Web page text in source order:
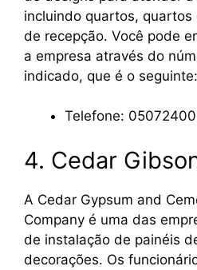
incluindo quartos, quartos
de recepção. Você pode
a empresa através do
indicado, que é o seguinte:
Telefone:
4. Cedar
A Cedar Gypsum and
Company é uma das
de instalação de painéis
decorações. Os